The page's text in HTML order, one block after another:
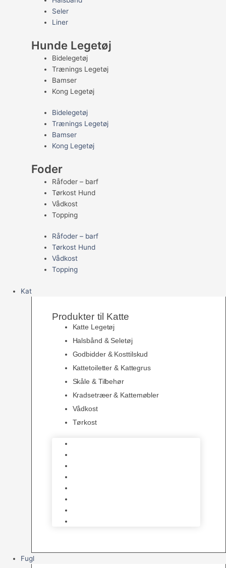
Seler
Liner
Hunde Legetøj
Bidelegetøj
Trænings Legetøj
Bamser
Kong Legetøj
Bidelegetøj
Trænings Legetøj
Bamser
Kong Legetøj
Foder
Råfoder – barf
Tørkost Hund
Vådkost
Topping
Råfoder – barf
Tørkost Hund
Vådkost
Topping
Kat
Produkter til Katte
Katte Legetøj
Halsbånd & Seletøj
Godbidder & Kosttilskud
Kattetoiletter & Kattegrus
Skåle & Tilbehør
Kradsetræer & Kattemøbler
Vådkost
Tørkost
Fugl